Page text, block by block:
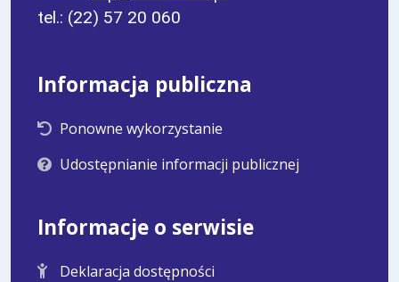
tel.: (22) 57 20 060
Informacja publiczna
Ponowne wykorzystanie
Udostępnianie informacji publicznej
Informacje o serwisie
Deklaracja dostępności